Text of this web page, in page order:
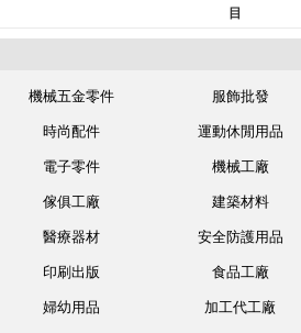
目
機械五金零件 服飾批發
時尚配件 運動休閒用品
電子零件 機械工廠
傢俱工廠 建築材料
醫療器材 安全防護用品
印刷出版 食品工廠
婦幼用品 加工代工廠